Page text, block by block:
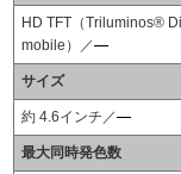
HD TFT（Triluminos®
mobile）／
サイズ
約 4.6インチ／
最大同時発色数